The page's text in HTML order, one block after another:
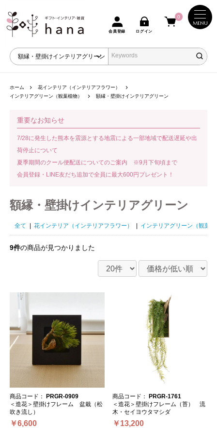
MENU
会員登録 ログイン
0
ホーム
花インテリア（インテリアフラワー）
インテリアグリーン（観葉植物）
額縁・壁掛けインテリアグリーン
重要なお知らせ
7/28に発生した熊本を震源とする地震による一部地域で配送遅延や出
荷停止について
夏季期間のクール便配送についてのご案内 ※9月下旬頃まで
会員登録・LINE友だち追加で全員に最大600円プレゼント！
額縁・壁掛けインテリアグリーン
全て 花インテリア（インテリアフラワー） インテリアグリーン（観葉
9件の商品が見つかりました
商品コード：
PRGR-0909
＜造花＞壁掛けフレーム 盆栽（松
吹き流し）
￥6,600
商品コード：
PRGR-1761
＜造花＞壁掛けフレーム（苔） 流
木・セイヨウタマシダ
￥13,200